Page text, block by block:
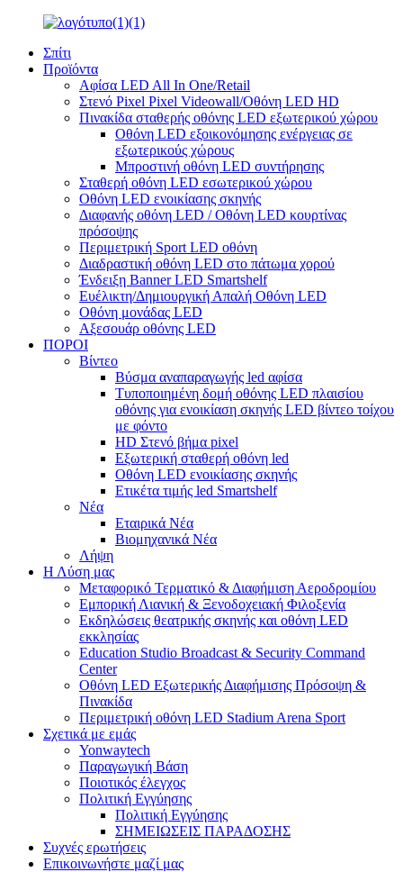
Σπίτι
Προϊόντα
Αφίσα LED All In One/Retail
Στενό Pixel Pixel Videowall/Οθόνη LED HD
Πινακίδα σταθερής οθόνης LED εξωτερικού χώρου
Οθόνη LED εξοικονόμησης ενέργειας σε
εξωτερικούς χώρους
Μπροστινή οθόνη LED συντήρησης
Σταθερή οθόνη LED εσωτερικού χώρου
Οθόνη LED ενοικίασης σκηνής
Διαφανής οθόνη LED / Οθόνη LED κουρτίνας
πρόσοψης
Περιμετρική Sport LED οθόνη
Διαδραστική οθόνη LED στο πάτωμα χορού
Ένδειξη Banner LED Smartshelf
Ευέλικτη/Δημιουργική Απαλή Οθόνη LED
Οθόνη μονάδας LED
Αξεσουάρ οθόνης LED
ΠΟΡΟΙ
Βίντεο
Βύσμα αναπαραγωγής led αφίσα
Τυποποιημένη δομή οθόνης LED πλαισίου
οθόνης για ενοικίαση σκηνής LED βίντεο τοίχου
με φόντο
HD Στενό βήμα pixel
Εξωτερική σταθερή οθόνη led
Οθόνη LED ενοικίασης σκηνής
Ετικέτα τιμής led Smartshelf
Νέα
Εταιρικά Νέα
Βιομηχανικά Νέα
Λήψη
Η Λύση μας
Μεταφορικό Τερματικό & Διαφήμιση Αεροδρομίου
Εμπορική Λιανική & Ξενοδοχειακή Φιλοξενία
Εκδηλώσεις θεατρικής σκηνής και οθόνη LED
εκκλησίας
Education Studio Broadcast & Security Command
Center
Οθόνη LED Εξωτερικής Διαφήμισης Πρόσοψη &
Πινακίδα
Περιμετρική οθόνη LED Stadium Arena Sport
Σχετικά με εμάς
Yonwaytech
Παραγωγική Βάση
Ποιοτικός έλεγχος
Πολιτική Εγγύησης
Πολιτική Εγγύησης
ΣΗΜΕΙΩΣΕΙΣ ΠΑΡΑΔΟΣΗΣ
Συχνές ερωτήσεις
Επικοινωνήστε μαζί μας